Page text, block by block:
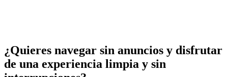
¿Quieres navegar sin anuncios y disfrutar
de una experiencia limpia y sin